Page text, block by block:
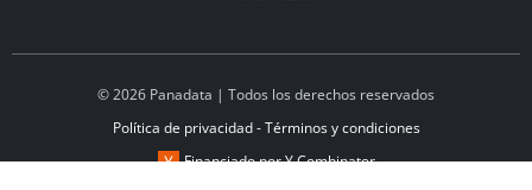
© 2026 Panadata | Todos los derechos reservados
Política de privacidad - Términos y condiciones
Financiado por Y Combinator